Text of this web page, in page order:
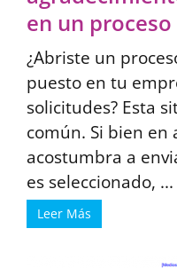
en un
¿Abriste un
puesto en tu
solicitudes? Esta
común. Si bien en
acostumbra a
es seleccionado, ...
Leer Más